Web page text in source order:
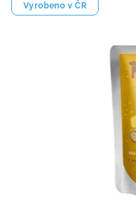
Vyrobeno v ČR